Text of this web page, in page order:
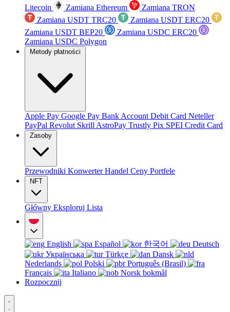
Litecoin
Zamiana Ethereum
Zamiana TRON
Zamiana USDT TRC20
Zamiana USDT ERC20
Zamiana USDT BEP20
Zamiana USDC ERC20
Zamiana USDC Polygon
Metody płatności
Apple Pay Google Pay Bank Account Debit Card Neteller
PayPal Revolut Skrill AstroPay Trustly Pix SPEI Credit Card
Zasoby
Przewodniki KonwerterHandel Ceny Portfele
NFT
Główny Eksploruj Lista
English Español 한국어
Deutsch
Українська
Türkçe
Dansk
Nederlands
Polski
Português (Brasil)
Français
Italiano
Norsk bokmål
Rozpocznij